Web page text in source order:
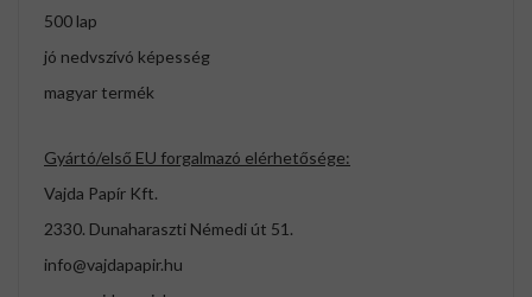
500 lap
jó nedvszívó képesség
magyar termék
Gyártó/első EU forgalmazó elérhetősége:
Vajda Papír Kft.
2330. Dunaharaszti Némedi út 51.
info@vajdapapir.hu